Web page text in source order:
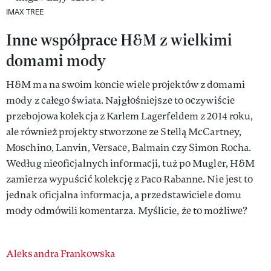
IMAX TREE
Inne współprace H&M z wielkimi
domami mody
H&M ma na swoim koncie wiele projektów z domami
mody z całego świata. Najgłośniejsze to oczywiście
przebojowa kolekcja z Karlem Lagerfeldem z 2014 roku,
ale również projekty stworzone ze Stellą McCartney,
Moschino, Lanvin, Versace, Balmain czy Simon Rocha.
Według nieoficjalnych informacji, tuż po Mugler, H&M
zamierza wypuścić kolekcję z Paco Rabanne. Nie jest to
jednak oficjalna informacja, a przedstawiciele domu
mody odmówili komentarza. Myślicie, że to możliwe?
Authors
Aleksandra Frankowska